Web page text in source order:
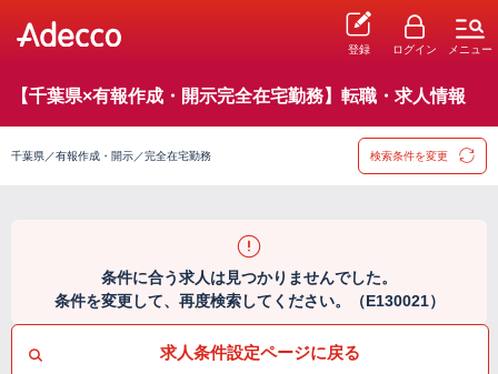
登録 ログイン メニュー
【千葉県×有報作成・開示完全在宅勤務】転職・求人情報
千葉県／有報作成・開示／完全在宅勤務 検索条件を変更
条件に合う求人は見つかりませんでした。
条件を変更して、再度検索してください。（E130021）
求人条件設定ページに戻る